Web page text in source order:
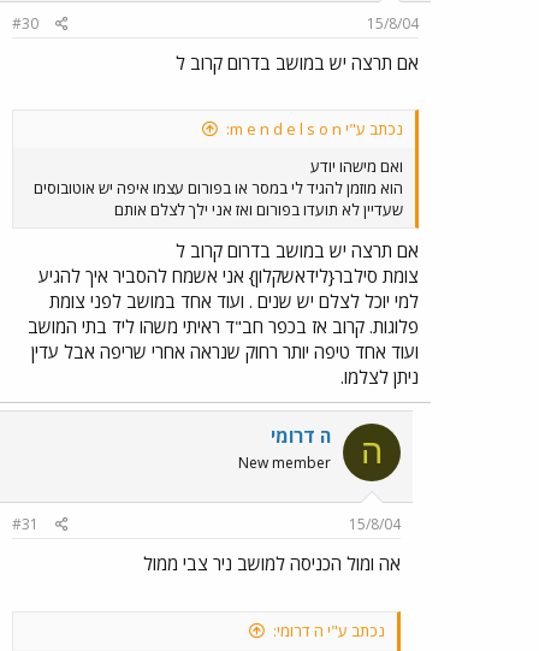
15/8/04
#30
אם תרצה יש במושב בדרום קרוב ל
נכתב ע"י m e n d e l s o n:
ואם מישהו יודע
הוא מוזמן להגיד לי במסר או בפורום עצמו איפה יש אוטובוסים
שעדיין לא תועדו בפורום ואז אני ילך לצלם אותם
אם תרצה יש במושב בדרום קרוב ל
צומת סילבר{לידאשקלון} אני אשמח להסביר איך להגיע
למי יוכל לצלם יש שנים . ועוד אחד במושב לפני צומת
פלוגות. קרוב אז בכפר חב"ד ראיתי משהו ליד בתי המושב
ועוד אחד טיפה יותר רחוק שנראה אחרי שריפה אבל עדין
ניתן לצלמו.
ה ה דרומי
New member
15/8/04
#31
אה ומול הכניסה למושב ניר צבי ממול
נכתב ע"י ה דרומי: